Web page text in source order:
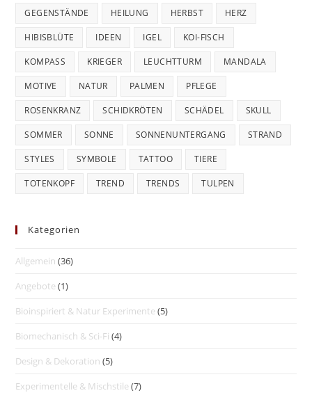
GEGENSTÄNDE HEILUNG HERBST HERZ
HIBISBLÜTE IDEEN IGEL KOI-FISCH
KOMPASS KRIEGER LEUCHTTURM MANDALA
MOTIVE NATUR PALMEN PFLEGE
ROSENKRANZ SCHIDKRÖTEN SCHÄDEL SKULL
SOMMER SONNE SONNENUNTERGANG STRAND
STYLES SYMBOLE TATTOO TIERE
TOTENKOPF TREND TRENDS TULPEN
Kategorien
Allgemein (36)
Angebote (1)
Bioinspiriert & Natur Experimente (5)
Biomechanisch & Sci-Fi (4)
Design & Dekoration (5)
Experimentelle & Mischstile (7)